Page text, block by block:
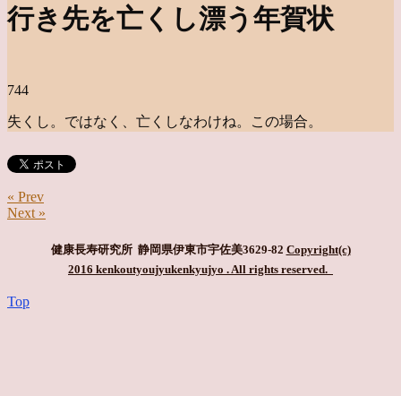
行き先を亡くし漂う年賀状
744
失くし。ではなく、亡くしなわけね。この場合。
« Prev
Next »
健康長寿研究所 静岡県伊東市宇佐美3629-82 Copyright(c)
2016 kenkoutyoujyukenkyujyo . All rights reserved.
Top